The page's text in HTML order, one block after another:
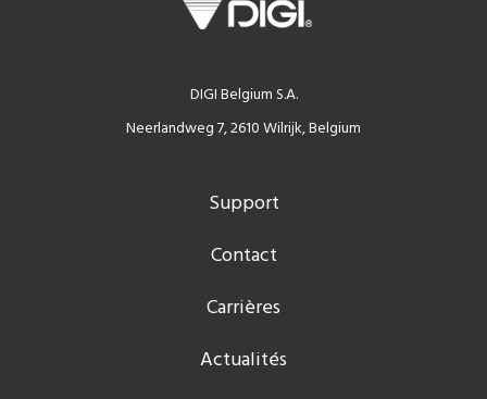
DIGI Belgium S.A.
Neerlandweg 7, 2610 Wilrijk, Belgium
Support
Contact
Carrières
Actualités